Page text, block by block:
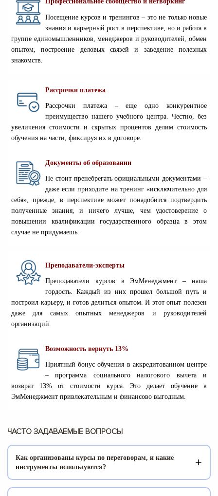
Посещение курсов и тренингов – это не только новые
знания и карьерный рост в перспективе, но и работа в
группе единомышленников, менеджеров и руководителей, обмен
опытом, построение деловых связей и заведение полезных
знакомств.
Рассрочки платежа
Рассрочки платежа – еще одно конкурентное
преимущество нашего учебного центра. Честно, без
увеличения стоимости и скрытых процентов делим стоимость
обучения на части, фиксируя их в договоре.
Документы об образовании
Не стоит пренебрегать официальными документами –
даже если приходите на тренинг «исключительно для
себя», прежде, в перспективе может понадобится подтвердить
полученные знания, и ничего лучше, чем удостоверение о
повышении квалификации государственного образца в этом
случае не придумаешь.
Преподаватели-эксперты
Преподаватели курсов в ЭмМенеджмент – наша
гордость. Каждый из них прошел большой путь и
построил карьеру, и готов делиться опытом. И этот опыт полезен
даже для самых опытных менеджеров и руководителей
организаций.
Возможность вернуть 13%
Приятный бонус обучения в аккредитованном центре
– программа социального налогового вычета и
возврат 13% от стоимости курса. Это делает обучение в
ЭмМенеджмент привлекательным и финансово выгодным.
ЧАСТО ЗАДАВАЕМЫЕ ВОПРОСЫ
Как организованы курсы по переговорам, и какие
инструменты используются?